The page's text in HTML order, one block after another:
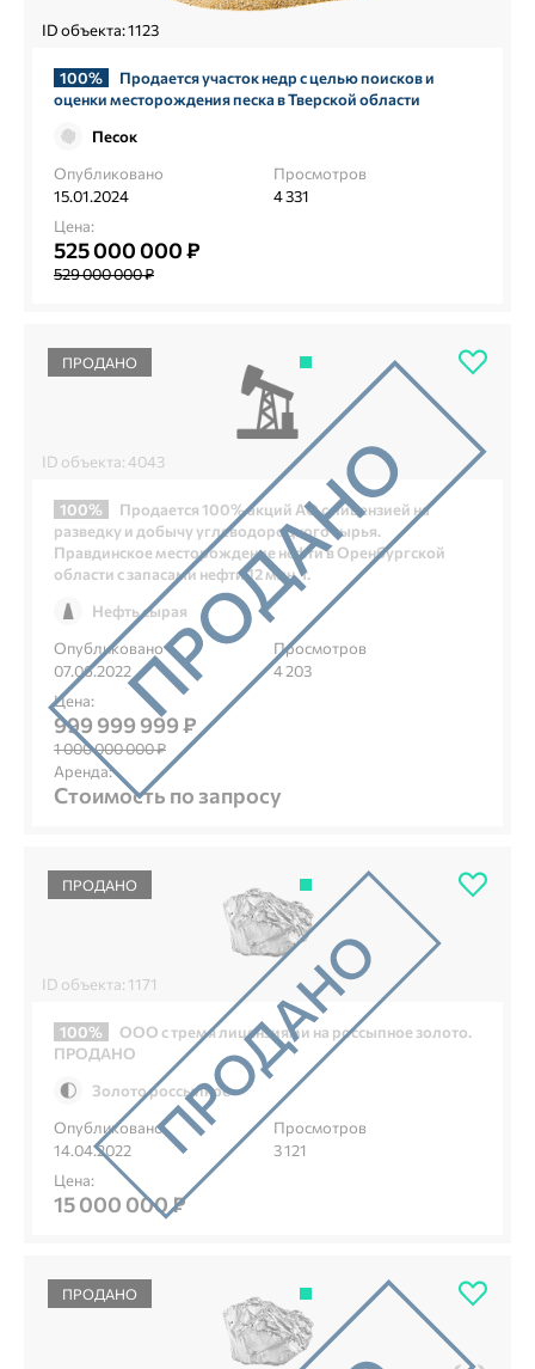
ID объекта: 1123
100%
Продается участок недр с целью поисков и
оценки месторождения песка в Тверской области
Песок
Опубликовано
15.01.2024
Просмотров
4 331
Цена:
525 000 000 ₽
529 000 000 ₽
ПРОДАНО
ID объекта: 4043
100%
Продается 100% акций АО с лицензией на
разведку и добычу углеводородного сырья.
Правдинское месторождение нефти в Оренбургской
области с запасами нефти 12 млн. т.
Нефть сырая
Опубликовано
07.06.2022
Просмотров
4 203
Цена:
999 999 999 ₽
1 000 000 000 ₽
Аренда:
Стоимость по запросу
ПРОДАНО
ID объекта: 1171
100%
ООО с тремя лицензиями на россыпное золото.
ПРОДАНО
Золото россыпное
Опубликовано
14.04.2022
Просмотров
3 121
Цена:
15 000 000 ₽
ПРОДАНО